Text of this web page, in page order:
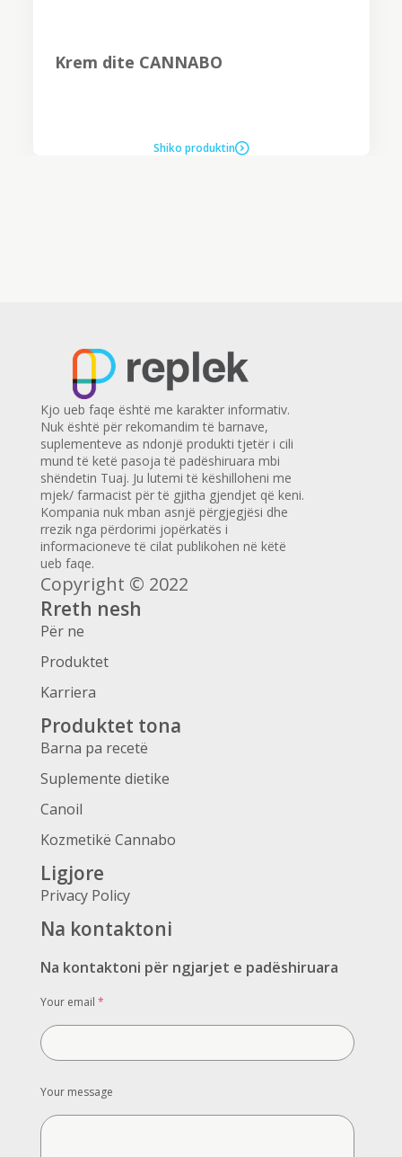
Krem dite CANNABO
Shiko produktin
Kjo ueb faqe është me karakter informativ.
Nuk është për rekomandim të barnave,
suplementeve as ndonjë produkti tjetër i cili
mund të ketë pasoja të padëshiruara mbi
shëndetin Tuaj. Ju lutemi të këshilloheni me
mjek/ farmacist për të gjitha gjendjet që keni.
Kompania nuk mban asnjë përgjegjësi dhe
rrezik nga përdorimi jopërkatës i
informacioneve të cilat publikohen në këtë
ueb faqe.
Copyright © 2022
Rreth nesh
Për ne
Produktet
Karriera
Produktet tona
Barna pa recetë
Suplemente dietike
Canoil
Kozmetikë Cannabo
Ligjore
Privacy Policy
Na kontaktoni
Na kontaktoni për ngjarjet e padëshiruara
Your email *
Your message